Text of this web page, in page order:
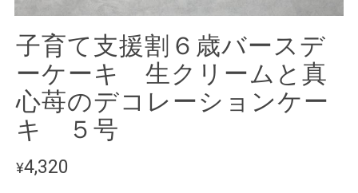
子育て支援割６歳バースデ
ーケーキ 生クリームと真
心苺のデコレーションケー
キ ５号
¥4,320